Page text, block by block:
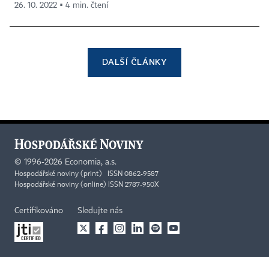
26. 10. 2022 ▪ 4 min. čtení
DALŠÍ ČLÁNKY
© 1996-2026 Economia, a.s.
Hospodářské noviny (print) ISSN 0862-9587
Hospodářské noviny (online) ISSN 2787-950X
Certifikováno Sledujte nás